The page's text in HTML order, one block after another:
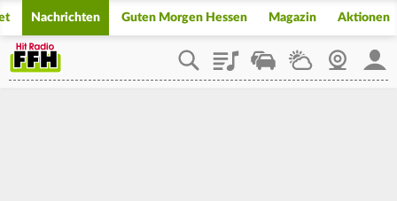
Nachrichten Guten Morgen Hessen Magazin Aktionen
PlaylistStaupilotWetterWebcam